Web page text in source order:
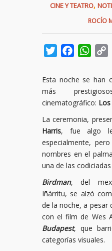
CINE Y TEATRO,
ROCÍO
TwitterFacebook
Esta noche se han
más
cinematográfico:
La ceremonia,
Harris, fue algo
especialmente,
nombres en el
una de las
Birdman, del
Iñárritu, se alzó
de la noche, a pesar
con el film de Wes
Budapest, que
categorías visuales.